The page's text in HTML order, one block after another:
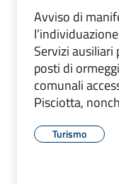
Avviso di
Servizi ausiliari
posti di
comunali
Pisciotta,
Turismo